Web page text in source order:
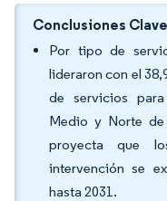
Conclusiones
Por tipo de
lideraron con el
de servicios
Medio y Norte
proyecta que
intervención se
hasta 2031.